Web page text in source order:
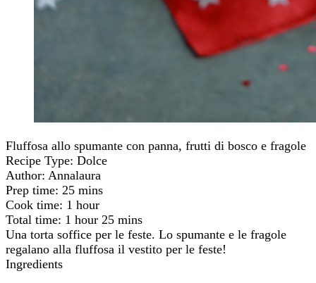
Fluffosa allo spumante con panna, frutti di bosco e fragole
Recipe Type: Dolce
Author: Annalaura
Prep time: 25 mins
Cook time: 1 hour
Total time: 1 hour 25 mins
Una torta soffice per le feste. Lo spumante e le fragole
regalano alla fluffosa il vestito per le feste!
Ingredients